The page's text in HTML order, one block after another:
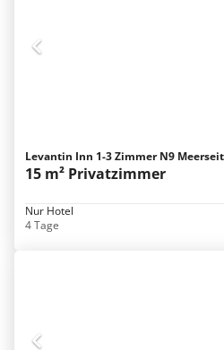
Levantin Inn 1-3 Zimmer N9
15 m² Privatzimmer
Nur Hotel
4 Tage